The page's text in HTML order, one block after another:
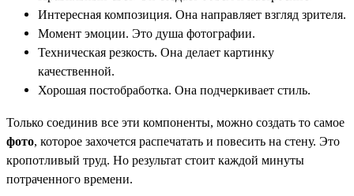
Интересная композиция. Она направляет взгляд зрителя.
Момент эмоции. Это душа фотографии.
Техническая резкость. Она делает картинку
качественной.
Хорошая постобработка. Она подчеркивает стиль.
Только соединив все эти компоненты, можно создать то самое
фото, которое захочется распечатать и повесить на стену. Это
кропотливый труд. Но результат стоит каждой минуты
потраченного времени.